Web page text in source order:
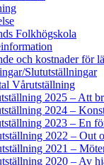
Folkhögskola
och kostnader för
Slututställningar
Vårutställning
2025 – Att
2024 –
2023 – En
2022 – Out
2021 –
2020 – Av